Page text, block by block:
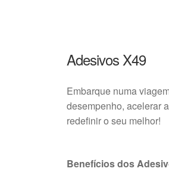
Adesivos X49
Embarque numa
desempenho, acelerar
redefinir o seu melhor!
Benefícios dos